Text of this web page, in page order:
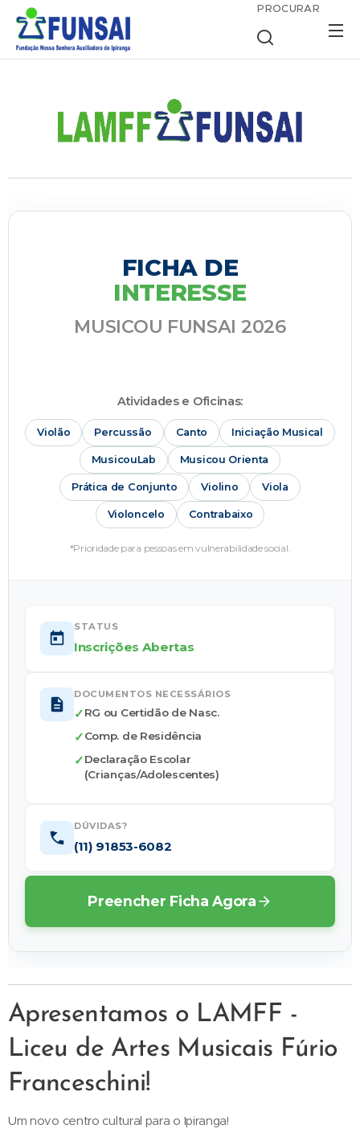
PROCURAR
FICHA DE
INTERESSE
MUSICOU FUNSAI 2026
Atividades e Oficinas:
Violão Percussão Canto Iniciação Musical
MusicouLab Musicou Orienta
Prática de Conjunto Violino Viola
Violoncelo Contrabaixo
*Prioridade para pessoas em vulnerabilidade social.
STATUS
Inscrições Abertas
DOCUMENTOS NECESSÁRIOS
✓RG ou Certidão de Nasc.
✓Comp. de Residência
✓Declaração Escolar
(Crianças/Adolescentes)
DÚVIDAS?
(11) 91853-6082
Preencher Ficha Agora
Apresentamos o LAMFF -
Liceu de Artes Musicais Fúrio
Franceschini!
Um novo centro cultural para o Ipiranga!